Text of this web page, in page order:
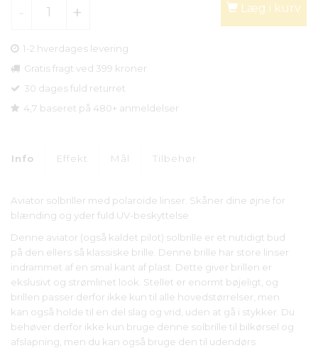
Læg i kurv
1-2 hverdages levering
Gratis fragt ved 399 kroner
30 dages fuld returret
4,7 baseret på 480+ anmeldelser
Info Effekt Mål Tilbehør
Aviator solbriller med polaroide linser. Skåner dine øjne for
blænding og yder fuld UV-beskyttelse
Denne aviator (også kaldet pilot) solbrille er et nutidigt bud
på den ellers så klassiske brille. Denne brille har store linser
indrammet af en smal kant af plast. Dette giver brillen er
ekslusivt og strømlinet look. Stellet er enormt bøjeligt, og
brillen passer derfor ikke kun til alle hovedstørrelser, men
kan også holde til en del slag og vrid, uden at gå i stykker. Du
behøver derfor ikke kun bruge denne solbrille til bilkørsel og
afslapning, men du kan også bruge den til udendørs